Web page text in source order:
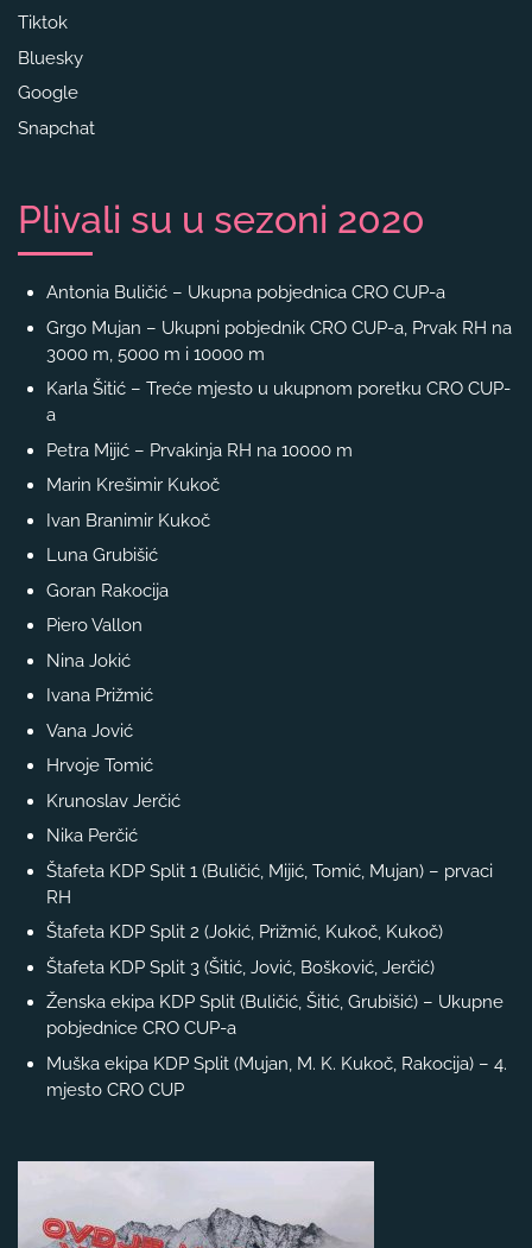
Tiktok
Bluesky
Google
Snapchat
Plivali su u sezoni 2020
Antonia Buličić – Ukupna pobjednica CRO CUP-a
Grgo Mujan – Ukupni pobjednik CRO CUP-a, Prvak RH na
3000 m, 5000 m i 10000 m
Karla Šitić – Treće mjesto u ukupnom poretku CRO CUP-
a
Petra Mijić – Prvakinja RH na 10000 m
Marin Krešimir Kukoč
Ivan Branimir Kukoč
Luna Grubišić
Goran Rakocija
Piero Vallon
Nina Jokić
Ivana Prižmić
Vana Jović
Hrvoje Tomić
Krunoslav Jerčić
Nika Perčić
Štafeta KDP Split 1 (Buličić, Mijić, Tomić, Mujan) – prvaci
RH
Štafeta KDP Split 2 (Jokić, Prižmić, Kukoč, Kukoč)
Štafeta KDP Split 3 (Šitić, Jović, Bošković, Jerčić)
Ženska ekipa KDP Split (Buličić, Šitić, Grubišić) – Ukupne
pobjednice CRO CUP-a
Muška ekipa KDP Split (Mujan, M. K. Kukoč, Rakocija) – 4.
mjesto CRO CUP